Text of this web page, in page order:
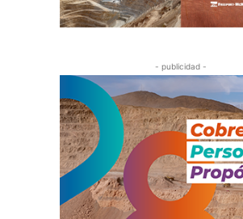
- publicidad -